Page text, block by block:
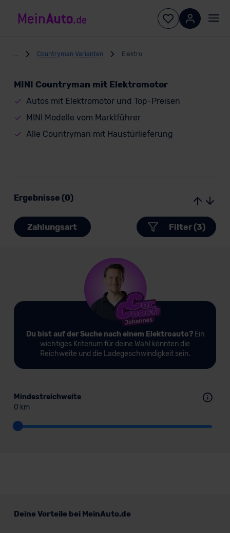
Countryman Varianten Elektro
MINI Countryman mit Elektromotor
Autos mit Elektromotor und Top-Preisen
MINI Modelle vom Marktführer
Alle Countryman mit Haustürlieferung
Ergebnisse (0)
Zahlungsart Filter (3)
Mindestreichweite
0 km
Du bist auf der Suche nach einem Elektroauto?Ein
wichtiges Kriterium für deine Wahl könnten die
Reichweite und die Ladegeschwindigkeit sein.
Deine Vorteile bei MeinAuto.de